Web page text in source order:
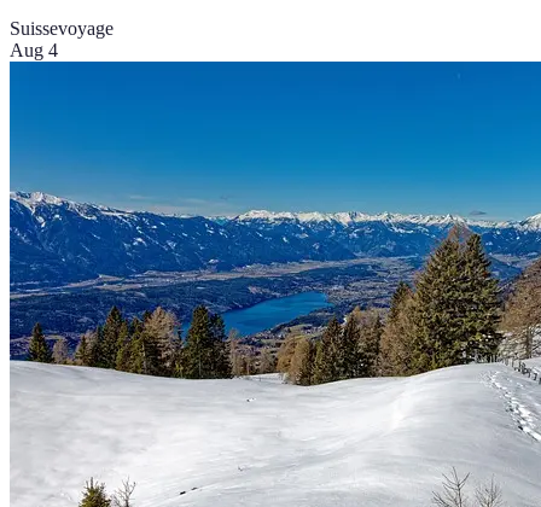
Suissevoyage
Aug 4